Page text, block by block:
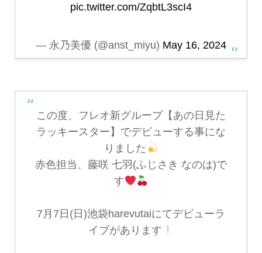
pic.twitter.com/ZqbtL3scI4
— 永乃美優 (@anst_miyu) May 16, 2024
この度、フレオ新グループ【あの日見た
ラッキースター】でデビューする事にな
りました
赤色担当、藤咲 七羽(ふじさき なのは)で
す
7月7日(日)池袋harevutaiにてデビューラ
イブがあります